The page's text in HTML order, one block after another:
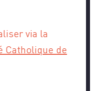
via la
Catholique de